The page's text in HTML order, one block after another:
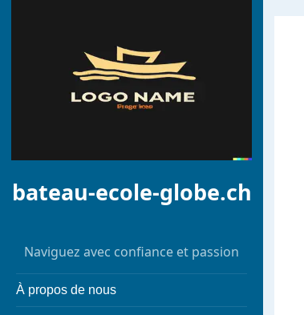
bateau-ecole-globe.ch
Naviguez avec confiance et passion
À propos de nous